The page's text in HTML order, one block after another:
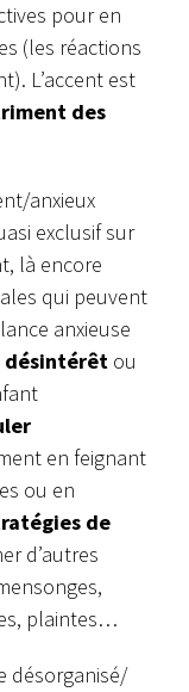
pour en
(les réactions
L’accent est
des
anxieux
exclusif sur
là encore
qui peuvent
anxieuse
désintérêt ou
en feignant
ou en
de
d’autres
plaintes…
désorganisé/